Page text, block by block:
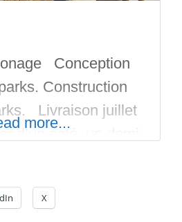
Conception
Construction
Livraison juillet
d’un coté, un demi
sont en fer.
de street
more...
X